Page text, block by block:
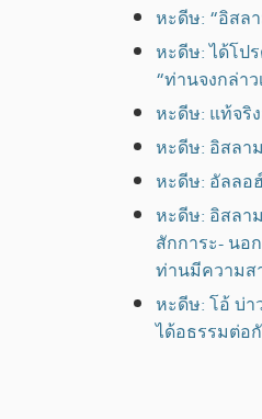
หะดีษ: “อิสล
หะดีษ: ได้โป
“ท่านจงกล่า
หะดีษ: แท้จริ
หะดีษ: อิสลา
หะดีษ: อัลลอ
หะดีษ: อิสลา
สักการะ- นอ
ท่านมีความส
หะดีษ: โอ้ บ่า
ได้อธรรมต่อ